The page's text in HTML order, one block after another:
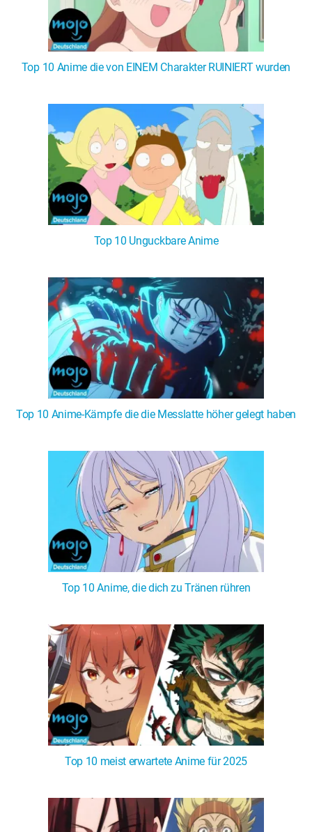
Top 10 Anime die von EINEM Charakter RUINIERT wurden
Top 10 Unguckbare Anime
Top 10 Anime-Kämpfe die die Messlatte höher gelegt haben
Top 10 Anime, die dich zu Tränen rühren
Top 10 meist erwartete Anime für 2025